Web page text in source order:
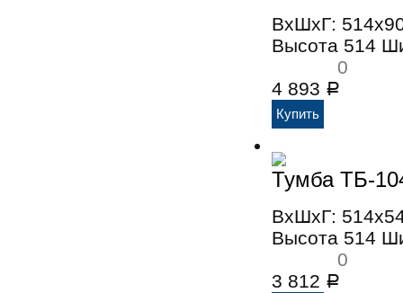
ВхШхГ:
Высота 514
0
4 893 Р
Тумба ТБ-
ВхШхГ:
Высота 514
0
3 812 Р